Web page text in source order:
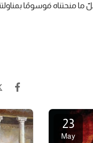
منحتناه مَوسومًا
23
May